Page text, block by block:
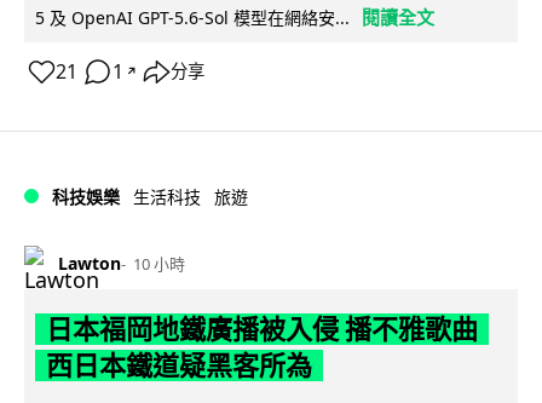
5 及 OpenAI GPT-5.6-Sol 模型在網絡安...
閱讀全文
21 1 ↗ 分享
科技娛樂 生活科技 旅遊
Lawton 10 小時
日本福岡地鐵廣播被入侵 播不雅歌曲
西日本鐵道疑黑客所為